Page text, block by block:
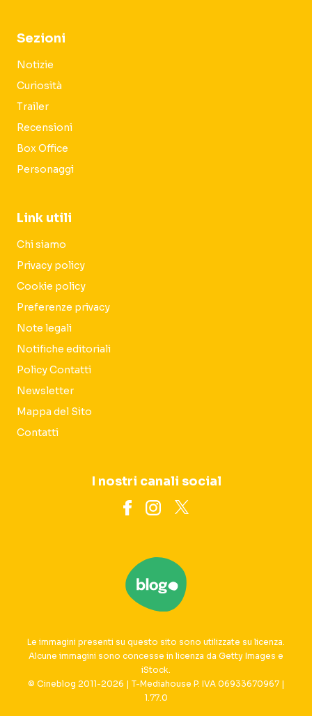
Sezioni
Notizie
Curiosità
Trailer
Recensioni
Box Office
Personaggi
Link utili
Chi siamo
Privacy policy
Cookie policy
Preferenze privacy
Note legali
Notifiche editoriali
Policy Contatti
Newsletter
Mappa del Sito
Contatti
I nostri canali social
Le immagini presenti su questo sito sono utilizzate su licenza.
Alcune immagini sono concesse in licenza da Getty Images e
iStock.
© Cineblog 2011-2026 | T-Mediahouse P. IVA 06933670967 |
1.77.0